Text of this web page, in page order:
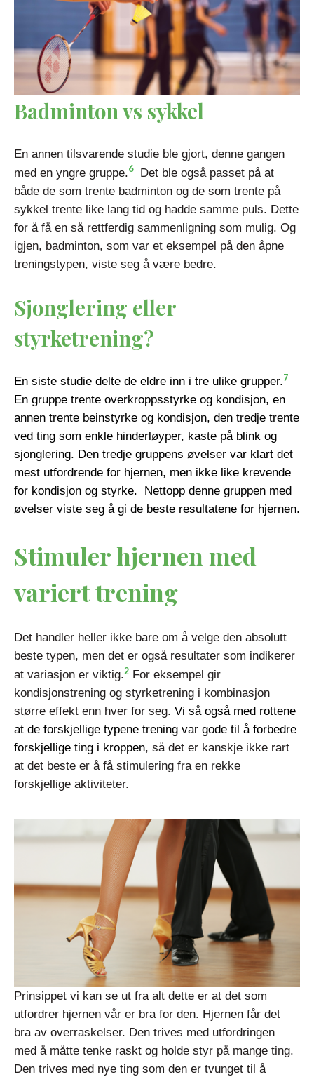
Badminton vs sykkel
En annen tilsvarende studie ble gjort, denne gangen
med en yngre gruppe.6Det ble også passet på at
både de som trente badminton og de som trente på
sykkel trente like lang tid og hadde samme puls. Dette
for å få en så rettferdig sammenligning som mulig. Og
igjen, badminton, som var et eksempel på den åpne
treningstypen, viste seg å være bedre.
Sjonglering eller
styrketrening?
En siste studie delte de eldre inn i tre ulike grupper.7
En gruppe trente overkroppsstyrke og kondisjon, en
annen trente beinstyrke og kondisjon, den tredje trente
ved ting som enkle hinderløyper, kaste på blink og
sjonglering. Den tredje gruppens øvelser var klart det
mest utfordrende for hjernen, men ikke like krevende
for kondisjon og styrke. Nettopp denne gruppen med
øvelser viste seg å gi de beste resultatene for hjernen.
Stimuler hjernen med
variert trening
Det handler heller ikke bare om å velge den absolutt
beste typen, men det er også resultater som indikerer
at variasjon er viktig.2 For eksempel gir
kondisjonstrening og styrketrening i kombinasjon
større effekt enn hver for seg. Vi så også med rottene
at de forskjellige typene trening var gode til å forbedre
forskjellige ting i kroppen, så det er kanskje ikke rart
at det beste er å få stimulering fra en rekke
forskjellige aktiviteter.
Prinsippet vi kan se ut fra alt dette er at det som
utfordrer hjernen vår er bra for den. Hjernen får det
bra av overraskelser. Den trives med utfordringen
med å måtte tenke raskt og holde styr på mange ting.
Den trives med nye ting som den er tvunget til å